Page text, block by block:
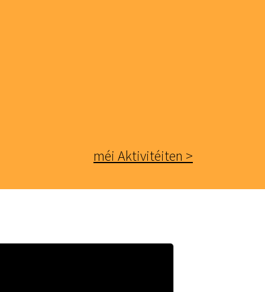
méi Aktivitéiten >